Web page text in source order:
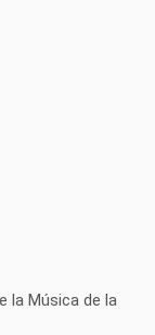
la Música de la